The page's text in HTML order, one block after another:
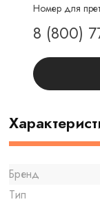
Номер для
8 (800)
Бренд
Тип